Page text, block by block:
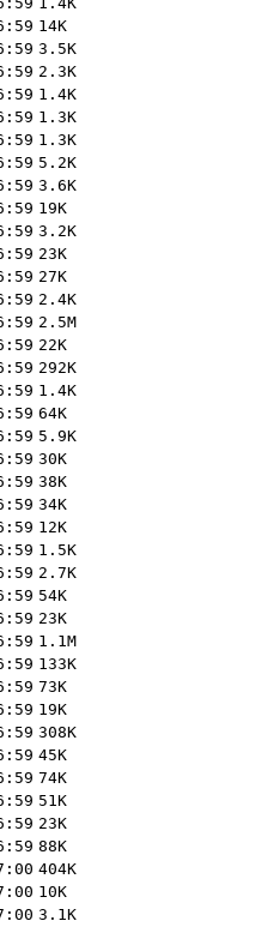
14K
3.5K
2.3K
1.4K
1.3K
1.3K
5.2K
3.6K
19K
3.2K
23K
27K
2.4K
2.5M
22K
292K
1.4K
64K
5.9K
30K
38K
34K
12K
1.5K
2.7K
54K
23K
1.1M
133K
73K
19K
308K
45K
74K
51K
23K
88K
404K
10K
3.1K